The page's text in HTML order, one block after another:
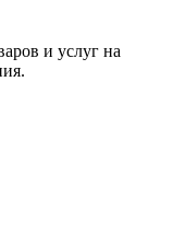
и услуг на